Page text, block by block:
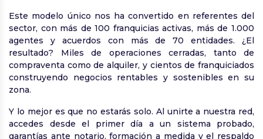
Este modelo único nos ha convertido en referentes del
sector, con más de 100 franquicias activas, más de 1.000
agentes y acuerdos con más de 70 entidades. ¿El
resultado? Miles de operaciones cerradas, tanto de
compraventa como de alquiler, y cientos de franquiciados
construyendo negocios rentables y sostenibles en su
zona.
Y lo mejor es que no estarás solo. Al unirte a nuestra red,
accedes desde el primer día a un sistema probado,
garantías ante notario, formación a medida y el respaldo